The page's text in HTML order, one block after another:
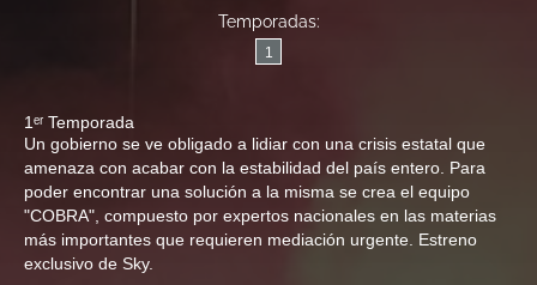
Temporadas:
1
1ᵉʳ Temporada
Un gobierno se ve obligado a lidiar con una crisis estatal que
amenaza con acabar con la estabilidad del país entero. Para
poder encontrar una solución a la misma se crea el equipo
"COBRA", compuesto por expertos nacionales en las materias
más importantes que requieren mediación urgente. Estreno
exclusivo de Sky.